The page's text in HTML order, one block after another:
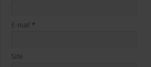
E-mail *
Site